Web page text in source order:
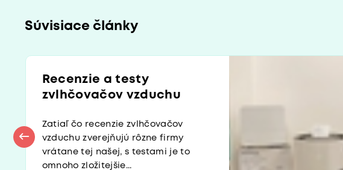
Súvisiace články
Recenzie a testy
zvlhčovačov vzduchu
Zatiaľ čo recenzie zvlhčovačov
vzduchu zverejňujú rôzne firmy
vrátane tej našej, s testami je to
omnoho zložitejšie...